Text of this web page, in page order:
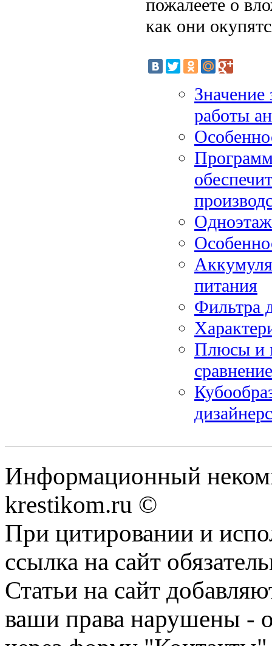
пожалеете о
как они
Значение
работы
питания
Фильтра
Плюсы и
Информационный
krestikom.ru ©
При цитировании и
ссылка на сайт
Статьи на сайт
ваши права нарушены -